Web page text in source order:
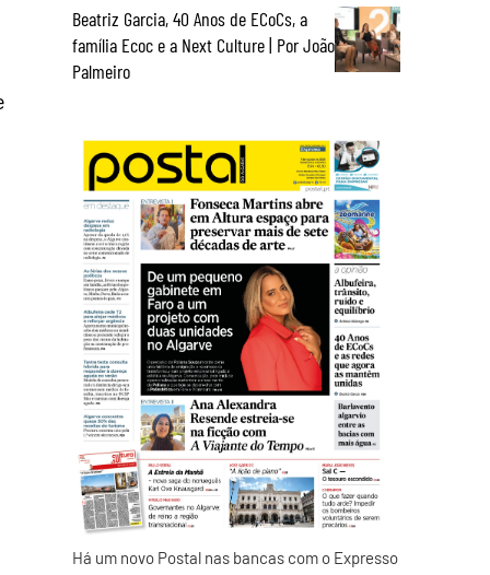
Beatriz Garcia, 40 Anos de ECoCs, a
família Ecoc e a Next Culture | Por João
Palmeiro
Há um novo Postal nas bancas com o Expresso